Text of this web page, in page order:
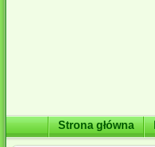
Strona główna